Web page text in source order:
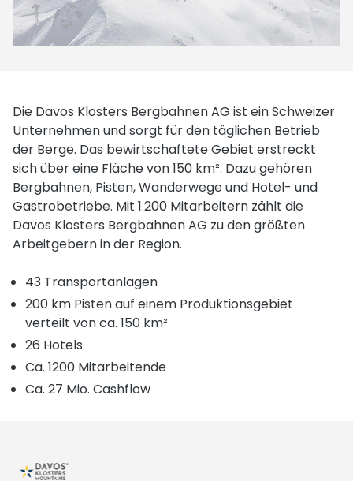
Die Davos Klosters Bergbahnen AG ist ein Schweizer
Unternehmen und sorgt für den täglichen Betrieb
der Berge. Das bewirtschaftete Gebiet erstreckt
sich über eine Fläche von 150 km². Dazu gehören
Bergbahnen, Pisten, Wanderwege und Hotel- und
Gastrobetriebe. Mit 1.200 Mitarbeitern zählt die
Davos Klosters Bergbahnen AG zu den größten
Arbeitgebern in der Region.
43 Transportanlagen
200 km Pisten auf einem Produktionsgebiet
verteilt von ca. 150 km²
26 Hotels
Ca. 1200 Mitarbeitende
Ca. 27 Mio. Cashflow